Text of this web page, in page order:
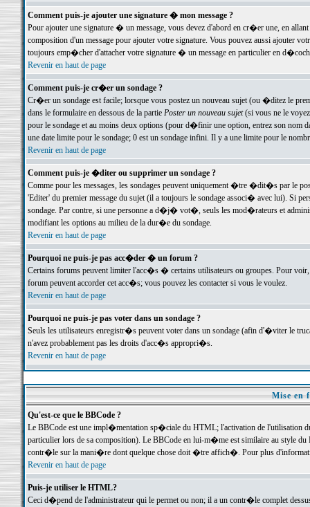
Comment puis-je ajouter une signature � mon message ?
Pour ajouter une signature � un message, vous devez d'abord en cr�er une, en
composition d'un message pour ajouter votre signature. Vous pouvez aussi ajouter
toujours emp�cher d'attacher votre signature � un message en particulier en
Revenir en haut de page
Comment puis-je cr�er un sondage ?
Cr�er un sondage est facile; lorsque vous postez un nouveau sujet (ou �ditez le
dans le formulaire en dessous de la partie Poster un nouveau sujet(si vous ne le voyez
pour le sondage et au moins deux options (pour d�finir une option, entrez son nom
une date limite pour le sondage; 0 est un sondage infini. Il y a une limite pour le
Revenir en haut de page
Comment puis-je �diter ou supprimer un sondage ?
Comme pour les messages, les sondages peuvent uniquement �tre �dit�s par le
'Editer' du premier message du sujet (il a toujours le sondage associ� avec lui). Si
sondage. Par contre, si une personne a d�j� vot�, seuls les mod�rateurs et
modifiant les options au milieu de la dur�e du sondage.
Revenir en haut de page
Pourquoi ne puis-je pas acc�der � un forum ?
Certains forums peuvent limiter l'acc�s � certains utilisateurs ou groupes. Pour
forum peuvent accorder cet acc�s; vous pouvez les contacter si vous le voulez.
Revenir en haut de page
Pourquoi ne puis-je pas voter dans un sondage ?
Seuls les utilisateurs enregistr�s peuvent voter dans un sondage (afin d'�viter le
n'avez probablement pas les droits d'acc�s appropri�s.
Revenir en haut de page
Mise en
Qu'est-ce que le BBCode ?
Le BBCode est une impl�mentation sp�ciale du HTML; l'activation de l'utilisation
particulier lors de sa composition). Le BBCode en lui-m�me est similaire au style
contr�le sur la mani�re dont quelque chose doit �tre affich�. Pour plus
Revenir en haut de page
Puis-je utiliser le HTML?
Ceci d�pend de l'administrateur qui le permet ou non; il a un contr�le complet